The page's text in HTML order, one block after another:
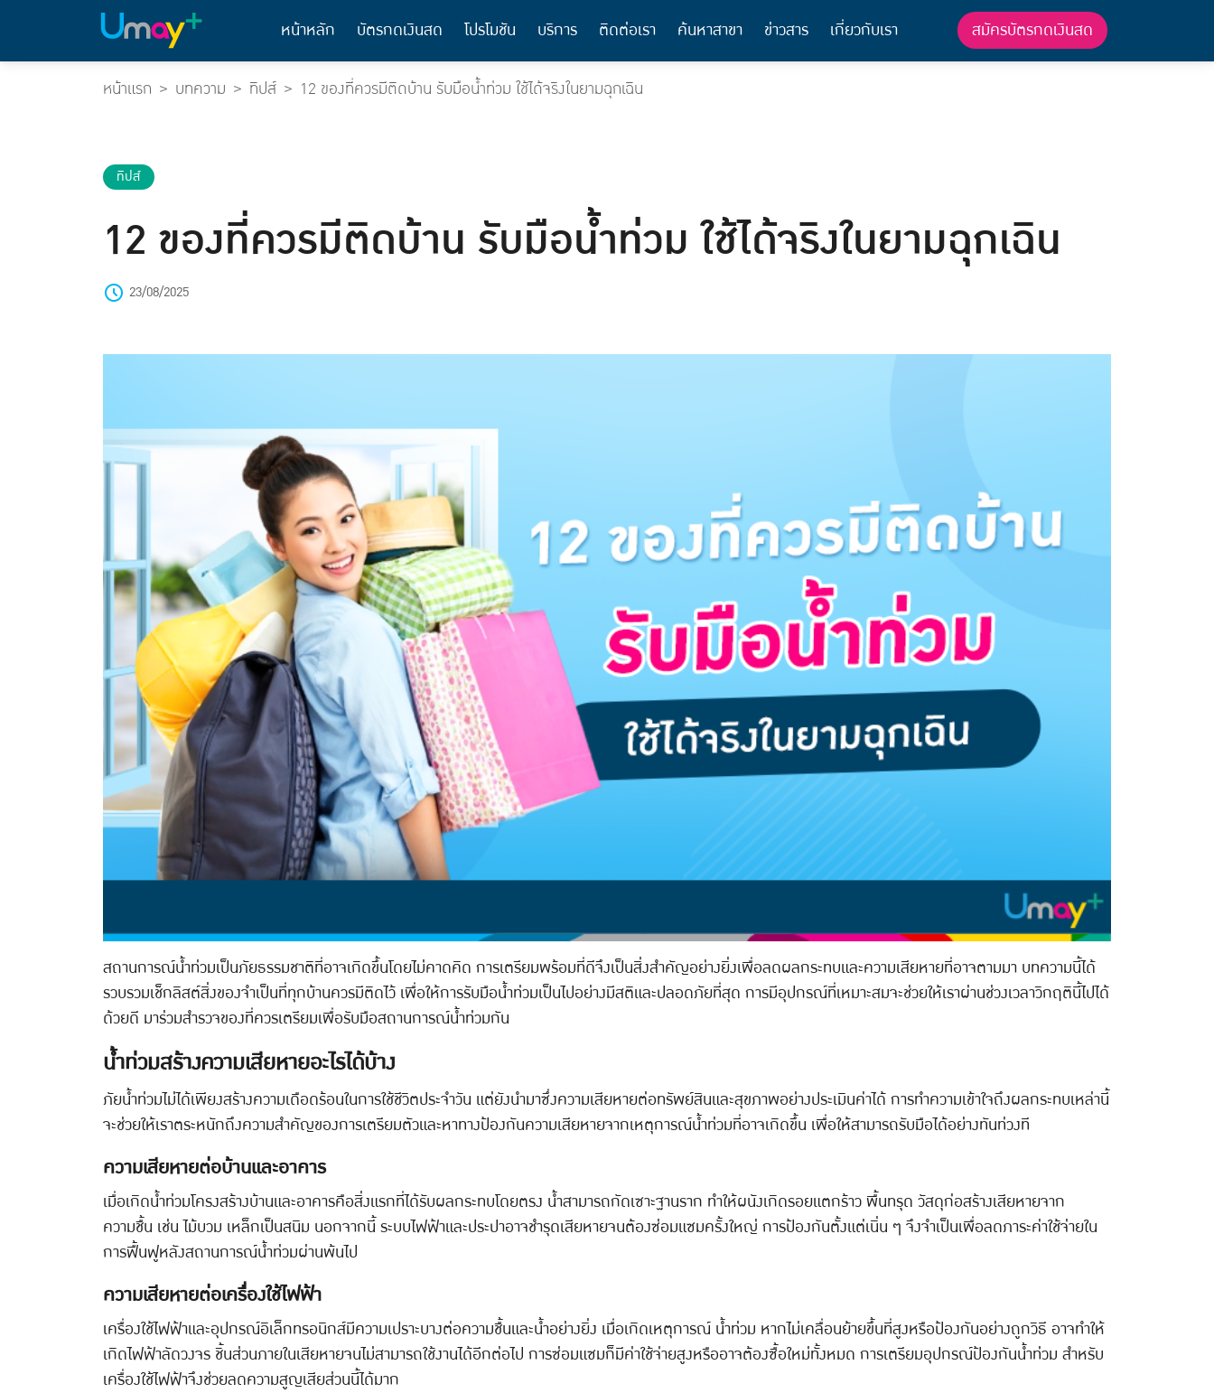
หน้าหลัก บัตรกดเงินสด โปรโมชัน บริการ ติดต่อเรา ค้นหาสาขา ข่าวสาร เกี่ยวกับเรา สมัครบัตรกดเงินสด
หน้าแรก บทความ ทิปส์ 12 ของที่ควรมีติดบ้าน รับมือน้ำท่วม ใช้ได้จริงในยามฉุกเฉิน
ทิปส์
12 ของที่ควรมีติดบ้าน รับมือน้ำท่วม ใช้ได้จริงในยามฉุกเฉิน
23/08/2025
สถานการณ์น้ำท่วมเป็นภัยธรรมชาติที่อาจเกิดขึ้นโดยไม่คาดคิด การเตรียมพร้อมที่ดีจึงเป็นสิ่งสำคัญอย่างยิ่งเพื่อลดผลกระทบและความเสียหายที่อาจตามมา บทความนี้ได้
รวบรวมเช็กลิสต์สิ่งของจำเป็นที่ทุกบ้านควรมีติดไว้ เพื่อให้การรับมือน้ำท่วมเป็นไปอย่างมีสติและปลอดภัยที่สุด การมีอุปกรณ์ที่เหมาะสมจะช่วยให้เราผ่านช่วงเวลาวิกฤตินี้ไปได้
ด้วยดี มาร่วมสำรวจของที่ควรเตรียมเพื่อรับมือสถานการณ์น้ำท่วมกัน
น้ำท่วมสร้างความเสียหายอะไรได้บ้าง
ภัยน้ำท่วมไม่ได้เพียงสร้างความเดือดร้อนในการใช้ชีวิตประจำวัน แต่ยังนำมาซึ่งความเสียหายต่อทรัพย์สินและสุขภาพอย่างประเมินค่าได้ การทำความเข้าใจถึงผลกระทบเหล่านี้
จะช่วยให้เราตระหนักถึงความสำคัญของการเตรียมตัวและหาทางป้องกันความเสียหายจากเหตุการณ์น้ำท่วมที่อาจเกิดขึ้น เพื่อให้สามารถรับมือได้อย่างทันท่วงที
ความเสียหายต่อบ้านและอาคาร
เมื่อเกิดน้ำท่วมโครงสร้างบ้านและอาคารคือสิ่งแรกที่ได้รับผลกระทบโดยตรง น้ำสามารถกัดเซาะฐานราก ทำให้ผนังเกิดรอยแตกร้าว พื้นทรุด วัสดุก่อสร้างเสียหายจาก
ความชื้น เช่น ไม้บวม เหล็กเป็นสนิม นอกจากนี้ ระบบไฟฟ้าและประปาอาจชำรุดเสียหายจนต้องซ่อมแซมครั้งใหญ่ การป้องกันตั้งแต่เนิ่น ๆ จึงจำเป็นเพื่อลดภาระค่าใช้จ่ายใน
การฟื้นฟูหลังสถานการณ์น้ำท่วมผ่านพ้นไป
ความเสียหายต่อเครื่องใช้ไฟฟ้า
เครื่องใช้ไฟฟ้าและอุปกรณ์อิเล็กทรอนิกส์มีความเปราะบางต่อความชื้นและน้ำอย่างยิ่ง เมื่อเกิดเหตุการณ์ น้ำท่วม หากไม่เคลื่อนย้ายขึ้นที่สูงหรือป้องกันอย่างถูกวิธี อาจทำให้
เกิดไฟฟ้าลัดวงจร ชิ้นส่วนภายในเสียหายจนไม่สามารถใช้งานได้อีกต่อไป การซ่อมแซมก็มีค่าใช้จ่ายสูงหรืออาจต้องซื้อใหม่ทั้งหมด การเตรียมอุปกรณ์ป้องกันน้ำท่วม สำหรับ
เครื่องใช้ไฟฟ้าจึงช่วยลดความสูญเสียส่วนนี้ได้มาก